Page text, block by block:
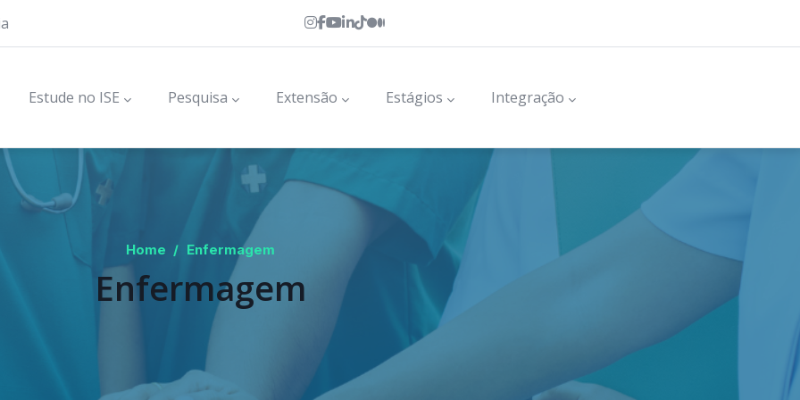
Estude no ISE Pesquisa Extensão Estágios Integração
Home / Enfermagem
Enfermagem